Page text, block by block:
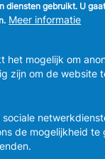
diensten gebruikt. U
Meer informatie
het mogelijk om
zijn om de website
de mogelijkheid te